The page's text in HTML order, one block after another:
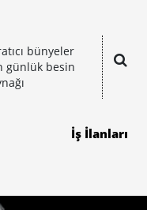
bünyeler
günlük besin
İş İlanları